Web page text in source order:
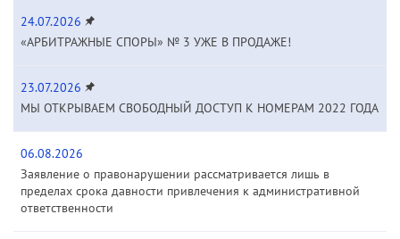
24.07.2026
«АРБИТРАЖНЫЕ СПОРЫ» № 3 УЖЕ В ПРОДАЖЕ!
23.07.2026
МЫ ОТКРЫВАЕМ СВОБОДНЫЙ ДОСТУП К НОМЕРАМ 2022 ГОДА
06.08.2026
Заявление о правонарушении рассматривается лишь в
пределах срока давности привлечения к административной
ответственности